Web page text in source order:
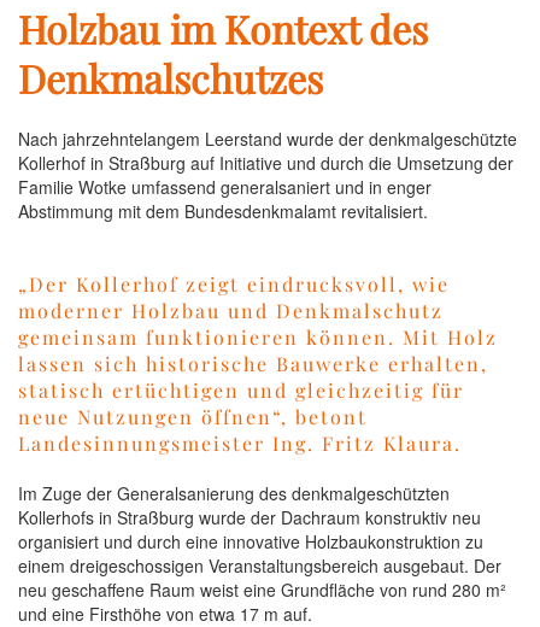
Holzbau im Kontext des
Denkmalschutzes
Nach jahrzehntelangem Leerstand wurde der denkmalgeschützte
Kollerhof in Straßburg auf Initiative und durch die Umsetzung der
Familie Wotke umfassend generalsaniert und in enger
Abstimmung mit dem Bundesdenkmalamt revitalisiert.
„Der Kollerhof zeigt eindrucksvoll, wie
moderner Holzbau und Denkmalschutz
gemeinsam funktionieren können. Mit Holz
lassen sich historische Bauwerke erhalten,
statisch ertüchtigen und gleichzeitig für
neue Nutzungen öffnen“, betont
Landesinnungsmeister Ing. Fritz Klaura.
Im Zuge der Generalsanierung des denkmalgeschützten
Kollerhofs in Straßburg wurde der Dachraum konstruktiv neu
organisiert und durch eine innovative Holzbaukonstruktion zu
einem dreigeschossigen Veranstaltungsbereich ausgebaut. Der
neu geschaffene Raum weist eine Grundfläche von rund 280 m²
und eine Firsthöhe von etwa 17 m auf.